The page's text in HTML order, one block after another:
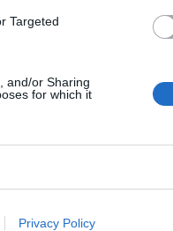
Targeted
and/or Sharing
for which it
Privacy Policy